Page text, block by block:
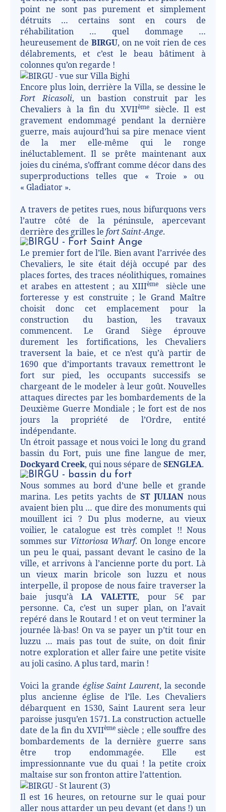
point ne sont pas purement et simplement
détruits … certains sont en cours de
réhabilitation … quel dommage …
heureusement de BIRGU, on ne voit rien de ces
délabrements, et c’est le beau bâtiment à
colonnes qu’on regarde !
Encore plus loin, derrière la Villa, se dessine le
Fort Ricasoli, un bastion construit par les
Chevaliers à la fin du XVIIèmesiècle. Il est
gravement endommagé pendant la dernière
guerre, mais aujourd’hui sa pire menace vient
de la mer elle-même qui le ronge
inéluctablement. Il se prête maintenant aux
joies du cinéma, s’offrant comme décor dans des
superproductions telles que « Troie » ou
« Gladiator ».
A travers de petites rues, nous bifurquons vers
l’autre côté de la péninsule, apercevant
derrière des grilles le fort Saint-Ange.
Le premier fort de l’île. Bien avant l’arrivée des
Chevaliers, le site était déjà occupé par des
places fortes, des traces néolithiques, romaines
et arabes en attestent ; au XIIIème
siècle une
forteresse y est construite ; le Grand Maître
choisit donc cet emplacement pour la
construction du bastion, les travaux
commencent. Le Grand Siège éprouve
durement les fortifications, les Chevaliers
traversent la baie, et ce n’est qu’à partir de
1690 que d’importants travaux remettront le
fort sur pied, les occupants successifs se
chargeant de le modeler à leur goût. Nouvelles
attaques directes par les bombardements de la
Deuxième Guerre Mondiale ; le fort est de nos
jours la propriété de l’Ordre, entité
indépendante.
Un étroit passage et nous voici le long du grand
bassin du Fort, puis une fine langue de mer,
Dockyard Creek, qui nous sépare de SENGLEA.
Nous sommes au bord d’une belle et grande
marina. Les petits yachts de ST JULIANnous
avaient bien plu … que dire des monuments qui
mouillent ici ? Du plus moderne, au vieux
voilier, le catalogue est très complet !! Nous
sommes sur Vittoriosa Wharf. On longe encore
un peu le quai, passant devant le casino de la
ville, et arrivons à l’ancienne porte du port. Là
un vieux marin bricole son luzzu et nous
interpelle, il propose de nous faire traverser la
baie jusqu’àLA VALETTE, pour 5€ par
personne. Ca, c’est un super plan, on l’avait
repéré dans le Routard ! et on veut terminer la
journée là-bas! On va se payer un p’tit tour en
luzzu … mais pas tout de suite, on doit finir
notre exploration et aller faire une petite visite
au joli casino. A plus tard, marin !
Voici la grande église Saint Laurent, la seconde
plus ancienne église de l’île. Les Chevaliers
débarquent en 1530, Saint Laurent sera leur
paroisse jusqu’en 1571. La construction actuelle
date de la fin du XVIIèmesiècle ; elle souffre des
bombardements de la dernière guerre sans
être trop endommagée. Elle est
impressionnante vue du quai ! la petite croix
maltaise sur son fronton attire l’attention.
Il est 16 heures, on retourne sur le quai pour
aller nous attarder un peu devant (et dans !) un